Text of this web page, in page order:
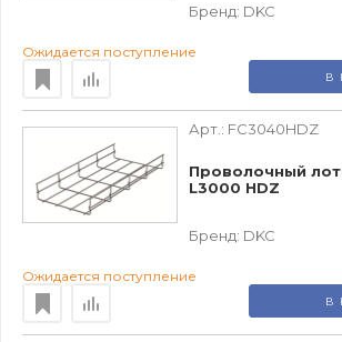
Бренд: DKC
Ожидается поступление
В
Арт.: FC3040HDZ
Проволочный
L3000 HDZ
Бренд: DKC
Ожидается поступление
В